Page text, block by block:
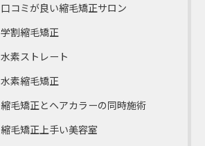
口コミが良い縮毛矯正サロン
学割縮毛矯正
水素ストレート
水素縮毛矯正
縮毛矯正とヘアカラーの同時施術
縮毛矯正上手い美容室